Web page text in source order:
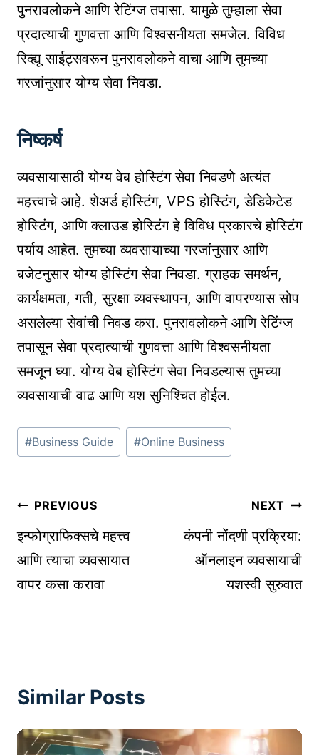
पुनरावलोकने आणि रेटिंग्ज तपासा. यामुळे तुम्हाला सेवा
प्रदात्याची गुणवत्ता आणि विश्वसनीयता समजेल. विविध
रिव्ह्यू साईट्सवरून पुनरावलोकने वाचा आणि तुमच्या
गरजांनुसार योग्य सेवा निवडा.
निष्कर्ष
व्यवसायासाठी योग्य वेब होस्टिंग सेवा निवडणे अत्यंत
महत्त्वाचे आहे. शेअर्ड होस्टिंग, VPS होस्टिंग, डेडिकेटेड
होस्टिंग, आणि क्लाउड होस्टिंग हे विविध प्रकारचे होस्टिंग
पर्याय आहेत. तुमच्या व्यवसायाच्या गरजांनुसार आणि
बजेटनुसार योग्य होस्टिंग सेवा निवडा. ग्राहक समर्थन,
कार्यक्षमता, गती, सुरक्षा व्यवस्थापन, आणि वापरण्यास सोप
असलेल्या सेवांची निवड करा. पुनरावलोकने आणि रेटिंग्ज
तपासून सेवा प्रदात्याची गुणवत्ता आणि विश्वसनीयता
समजून घ्या. योग्य वेब होस्टिंग सेवा निवडल्यास तुमच्या
व्यवसायाची वाढ आणि यश सुनिश्चित होईल.
Post
Tags:
#Business Guide #Online Business
Post
navigation
PREVIOUS
इन्फोग्राफिक्सचे महत्त्व
आणि त्याचा व्यवसायात
वापर कसा करावा
NEXT
कंपनी नोंदणी प्रक्रिया:
ऑनलाइन व्यवसायाची
यशस्वी सुरुवात
Similar Posts